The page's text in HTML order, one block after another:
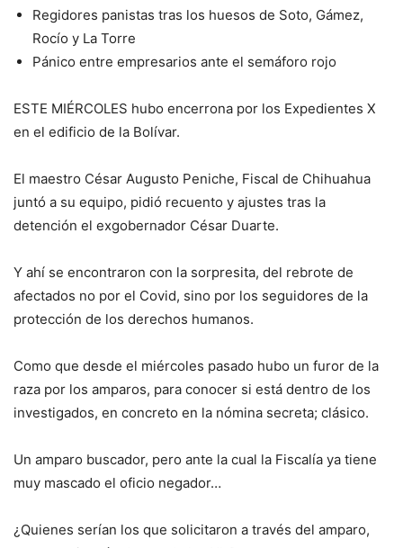
Regidores panistas tras los huesos de Soto, Gámez,
Rocío y La Torre
Pánico entre empresarios ante el semáforo rojo
ESTE MIÉRCOLES hubo encerrona por los Expedientes X
en el edificio de la Bolívar.
El maestro César Augusto Peniche, Fiscal de Chihuahua
juntó a su equipo, pidió recuento y ajustes tras la
detención el exgobernador César Duarte.
Y ahí se encontraron con la sorpresita, del rebrote de
afectados no por el Covid, sino por los seguidores de la
protección de los derechos humanos.
Como que desde el miércoles pasado hubo un furor de la
raza por los amparos, para conocer si está dentro de los
investigados, en concreto en la nómina secreta; clásico.
Un amparo buscador, pero ante la cual la Fiscalía ya tiene
muy mascado el oficio negador…
¿Quienes serían los que solicitaron a través del amparo,